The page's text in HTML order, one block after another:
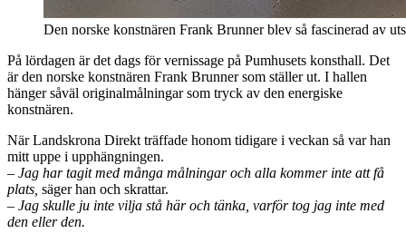
Den norske konstnären Frank Brunner blev så fascinerad av
På lördagen är det dags för vernissage på Pumhusets konsthall. Det
är den norske konstnären Frank Brunner som ställer ut. I hallen
hänger såväl originalmålningar som tryck av den energiske
konstnären.
När Landskrona Direkt träffade honom tidigare i veckan så var han
mitt uppe i upphängningen.
– Jag har tagit med många målningar och alla kommer inte att få
plats, säger han och skrattar.
– Jag skulle ju inte vilja stå här och tänka, varför tog jag inte med
den eller den.